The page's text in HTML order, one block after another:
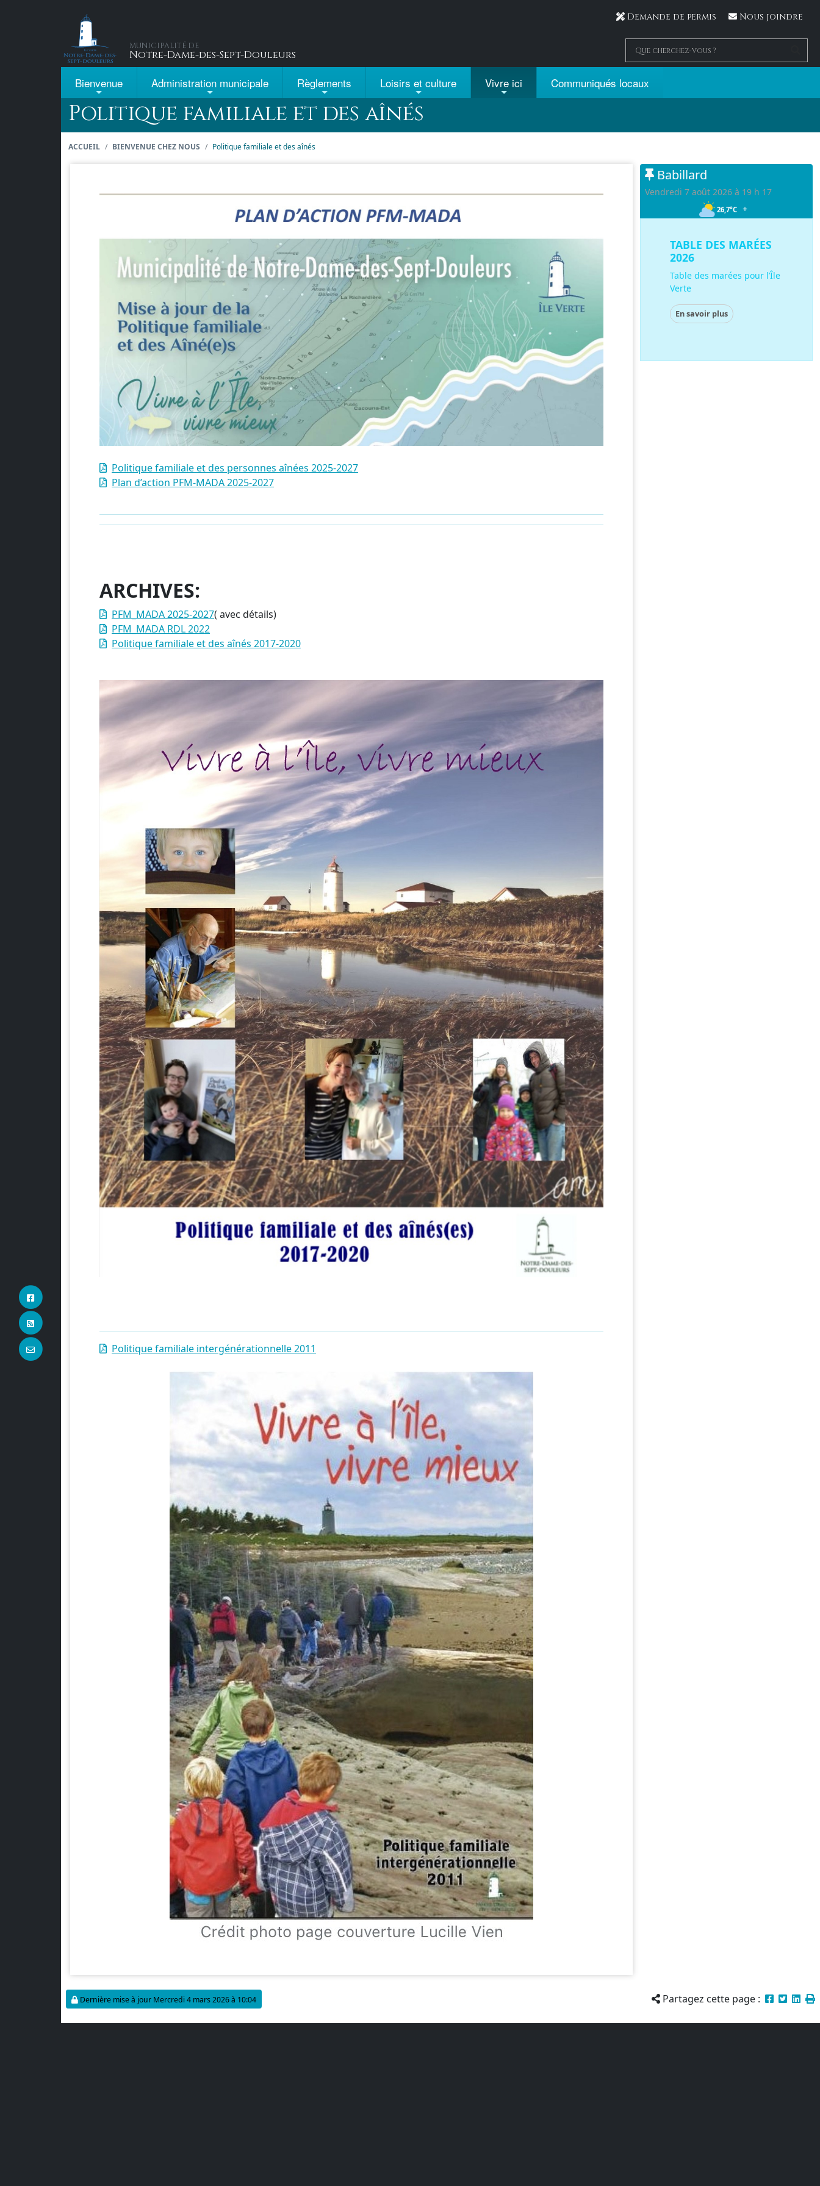
MUNICIPALITÉ DE
Notre-Dame-des-Sept-Douleurs
Demande de permis Nous joindre
Bienvenue Administration municipale Règlements Loisirs et culture Vivre ici Communiqués locaux
Politique familiale et des aînés
ACCUEIL BIENVENUE CHEZ NOUS Politique familiale et des aînés
Politique familiale et des personnes aînées 2025-2027
Plan d’action PFM-MADA 2025-2027
ARCHIVES:
PFM_MADA 2025-2027( avec détails)
PFM_MADA RDL 2022
Politique familiale et des aînés 2017-2020
Politique familiale intergénérationnelle 2011
Babillard
vendredi 7 août 2026 à 19 h 17
26,7°C +
TABLES DES MARÉES
ÎLE VERTE
Table des marées 2026
Dernière mise à jour Mercredi 4 mars 2026 à 10:04 Partagez cette page :